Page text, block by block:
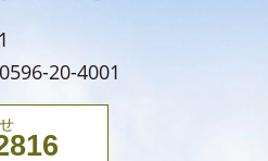
20-4001